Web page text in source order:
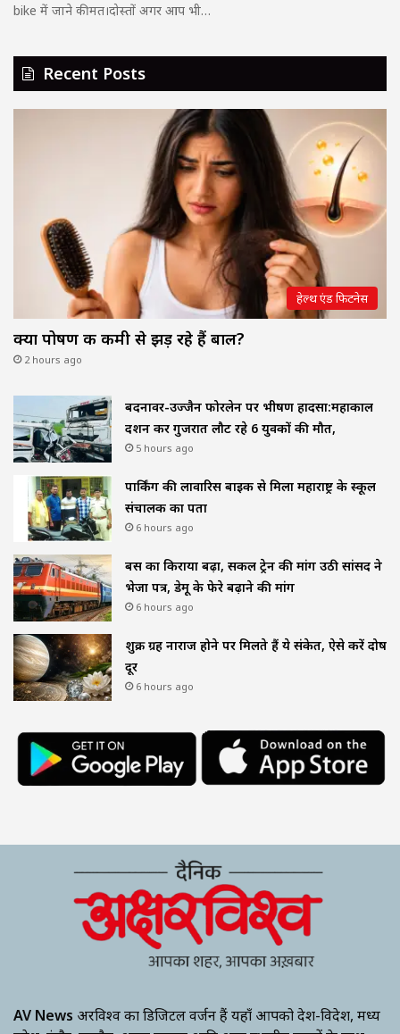
bike में जाने कीमत।दोस्तों अगर आप भी…
Recent Posts
हेल्थ एंड फिटनेस
क्या पोषण की कमी से झड़ रहे हैं बाल?
2 hours ago
बदनावर-उज्जैन फोरलेन पर भीषण हादसा:महाकाल
दर्शन कर गुजरात लौट रहे 6 युवकों की मौत,
5 hours ago
पार्किंग की लावारिस बाइक से मिला महाराष्ट्र के स्कूल
संचालक का पता
6 hours ago
बस का किराया बढ़ा, सर्कल ट्रेन की मांग उठी सांसद ने
भेजा पत्र, डेमू के फेरे बढ़ाने की मांग
6 hours ago
शुक्र ग्रह नाराज होने पर मिलते हैं ये संकेत, ऐसे करें दोष
दूर
6 hours ago
AV News अक्षरविश्व का डिजिटल वर्जन हैं यहाँ आपको देश-विदेश, मध्य